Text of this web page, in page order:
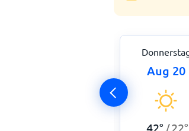
Aug 20
42° /22°